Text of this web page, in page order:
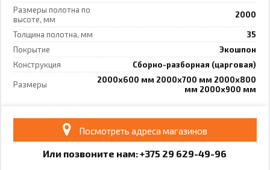
Размеры полотна по
высоте, мм
2000
Толщина полотна, мм
35
Покрытие
Экошпон
Конструкция
Сборно-разборная (царговая)
Размеры
2000x600 мм 2000x700 мм 2000x800
мм 2000x900 мм
Посмотреть адреса магазинов
Или позвоните нам: +375 29 629-49-96